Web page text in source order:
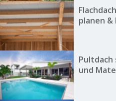
planen &
Pultdach
und